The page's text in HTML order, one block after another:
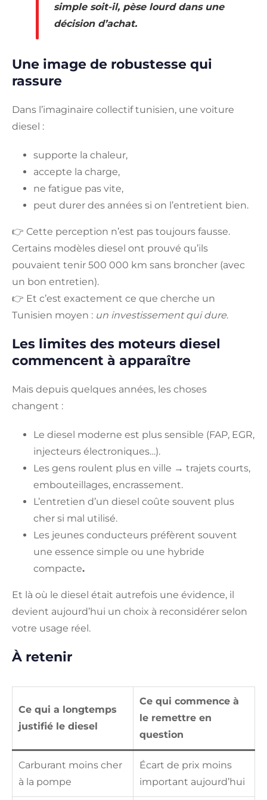
simple soit-il, pèse lourd dans une
décision d’achat.
Une image de robustesse qui
rassure
Dans l’imaginaire collectif tunisien, une voiture
diesel :
supporte la chaleur,
accepte la charge,
ne fatigue pas vite,
peut durer des années si on l’entretient bien.
👉 Cette perception n’est pas toujours fausse.
Certains modèles diesel ont prouvé qu’ils
pouvaient tenir 500 000 km sans broncher (avec
un bon entretien).
👉 Et c’est exactement ce que cherche un
Tunisien moyen : un investissement qui dure.
Les limites des moteurs diesel
commencent à apparaître
Mais depuis quelques années, les choses
changent :
Le diesel moderne est plus sensible (FAP, EGR,
injecteurs électroniques…).
Les gens roulent plus en ville → trajets courts,
embouteillages, encrassement.
L’entretien d’un diesel coûte souvent plus
cher si mal utilisé.
Les jeunes conducteurs préfèrent souvent
une essence simple ou une hybride
compacte.
Et là où le diesel était autrefois une évidence, il
devient aujourd’hui un choix à reconsidérer selon
votre usage réel.
À retenir
Ce qui a longtemps
justifié le diesel
Ce qui commence à
le remettre en
question
Carburant moins cher
à la pompe
Écart de prix moins
important aujourd’hui